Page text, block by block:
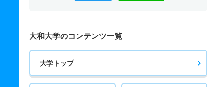
大和大学のコンテンツ一覧
大学トップ